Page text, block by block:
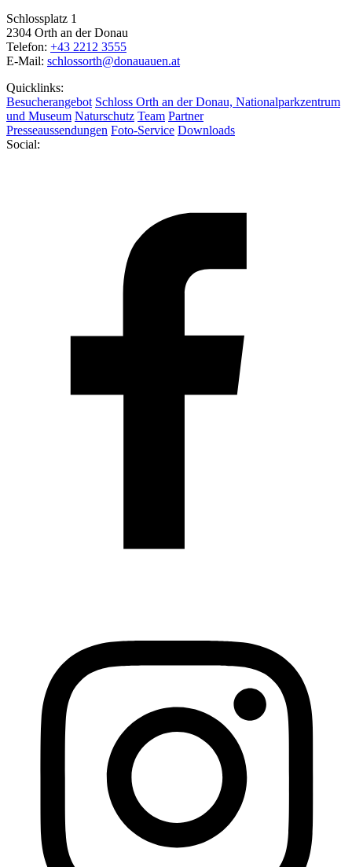
Schlossplatz 1
2304 Orth an der Donau
Telefon: +43 2212 3555
E-Mail: schlossorth@donauauen.at
Quicklinks:
Besucherangebot Schloss Orth an der Donau, Nationalparkzentrum
und Museum Naturschutz Team Partner
Presseaussendungen Foto-Service Downloads
Social: